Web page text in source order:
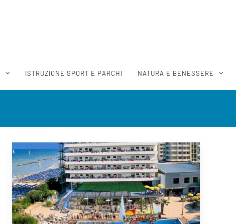
ISTRUZIONE SPORT E PARCHI NATURA E BENESSERE